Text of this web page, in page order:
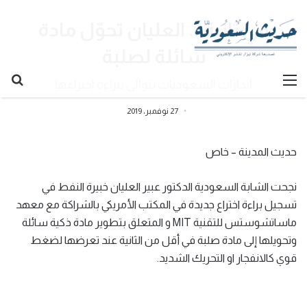
القائمة
في ثانية .. العليان تحوّل مادة
سائلة لصلبة
27 نوفمبر، 2019
حديث المدينة – خاص
نجحت الشابة السعودية الدكتور عبير العليان خبيرة النفط في
تسجيل براءة اختراع جديدة في المكتب الأمريكي بالشراكة مع معهد
ماساتشوستس للتقنية MIT و المتعلق بتطوير مادة ذكية سائلة
وتحويلها إلى مادة صلبة في أقل من الثانية عند تعرضها لضغط
قوي كالانفجار او التحريك الشديد.